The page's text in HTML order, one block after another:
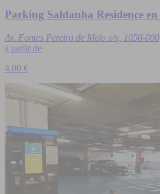
Parking Saldanha Residence
Av. Fontes Pereira de Melo s/n, 1050-000
a partir de
4.00 €